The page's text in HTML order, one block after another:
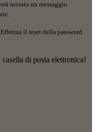
inviato un messaggio
il reset della password
di posta elettronica!